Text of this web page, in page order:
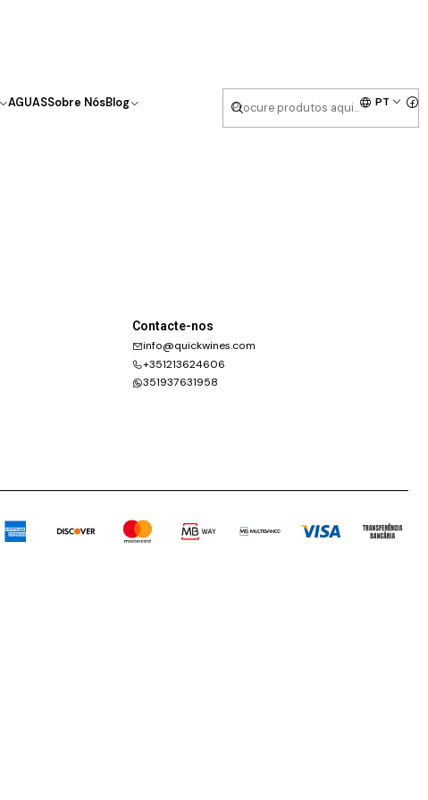
AGUASSobre NósBlog PT
Contacte-nos
info@quickwines.com
+351213624606
351937631958